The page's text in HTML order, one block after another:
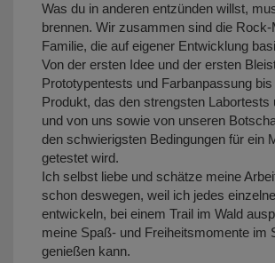
Was du in anderen entzünden willst,
brennen. Wir zusammen sind die
Familie, die auf eigener Entwicklung
Von der ersten Idee und der ersten
Prototypentests und Farbanpassung
Produkt, das den strengsten Labortests
und von uns sowie von unseren
den schwierigsten Bedingungen für ein
getestet wird.
Ich selbst liebe und schätze meine
schon deswegen, weil ich jedes
entwickeln, bei einem Trail im Wald
meine Spaß- und Freiheitsmomente im
genießen kann.